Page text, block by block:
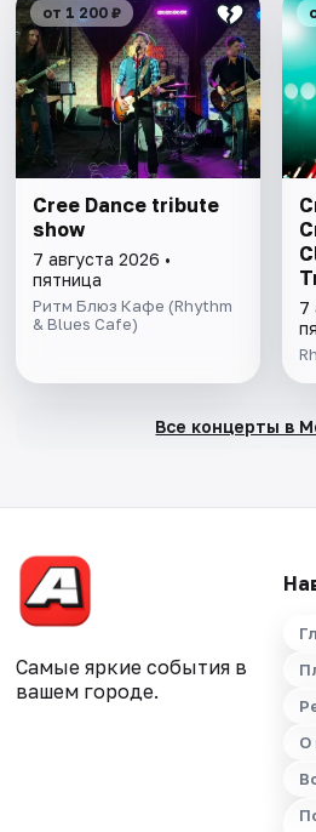
от 1 200 ₽
Cree Dance tribute
show
7 августа 2026 •
пятница
Ритм Блюз Кафе (Rhythm
& Blues Cafe)
7
Все концерты в
Самые яркие события в
вашем городе.
О